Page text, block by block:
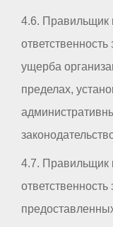
4.6. Правильщик
ущерба
пределах,
4.7. Правильщик